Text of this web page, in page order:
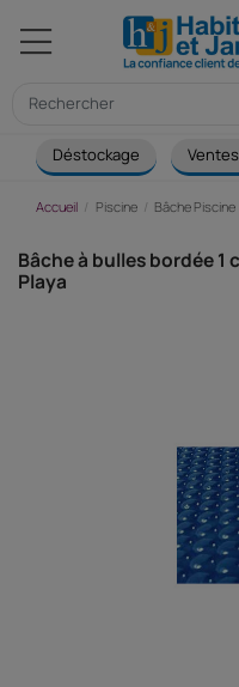
Déstockage
Accueil Piscine Bâche Piscine
Bâche à bulles bordée
Playa